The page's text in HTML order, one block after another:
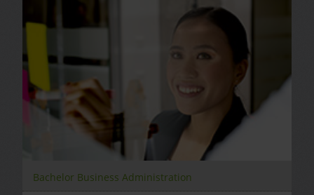
Bachelor Business Administration